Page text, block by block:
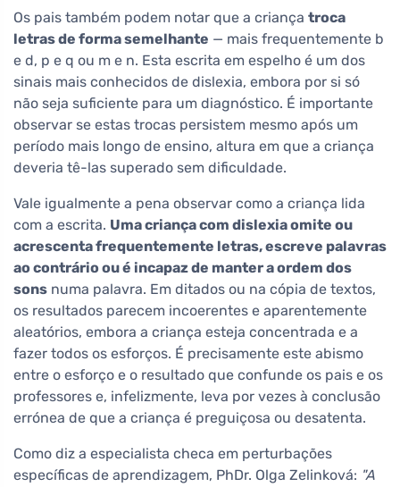
Os pais também podem notar que a criança troca
letras de forma semelhante — mais frequentemente b
e d, p e q ou m e n. Esta escrita em espelho é um dos
sinais mais conhecidos de dislexia, embora por si só
não seja suficiente para um diagnóstico. É importante
observar se estas trocas persistem mesmo após um
período mais longo de ensino, altura em que a criança
deveria tê-las superado sem dificuldade.
Vale igualmente a pena observar como a criança lida
com a escrita. Uma criança com dislexia omite ou
acrescenta frequentemente letras, escreve palavras
ao contrário ou é incapaz de manter a ordem dos
sons numa palavra. Em ditados ou na cópia de textos,
os resultados parecem incoerentes e aparentemente
aleatórios, embora a criança esteja concentrada e a
fazer todos os esforços. É precisamente este abismo
entre o esforço e o resultado que confunde os pais e os
professores e, infelizmente, leva por vezes à conclusão
errónea de que a criança é preguiçosa ou desatenta.
Como diz a especialista checa em perturbações
específicas de aprendizagem, PhDr. Olga Zelinková: "A